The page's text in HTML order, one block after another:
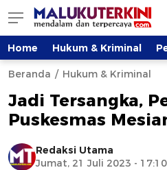
Home Hukum & Kriminal
Beranda Hukum & Kriminal
Jadi Tersangka,
Puskesmas
Redaksi Utama
Jumat, 21 Juli 2023 -